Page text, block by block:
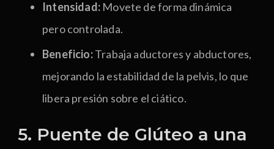
Intensidad:Movete de forma dinámica
pero controlada.
Beneficio:Trabaja aductores y abductores,
mejorando la estabilidad de la pelvis, lo que
libera presión sobre el ciático.
5. Puente de Glúteo a una